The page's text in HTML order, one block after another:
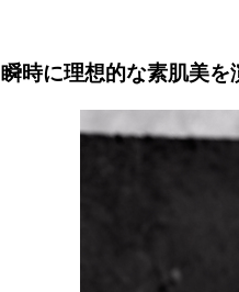
瞬時に理想的な素肌美